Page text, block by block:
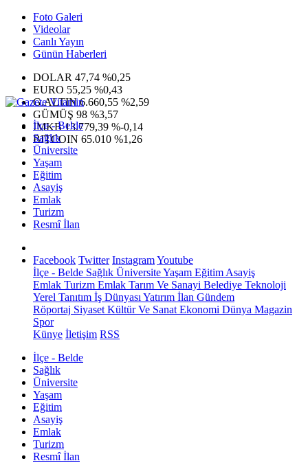
Foto Galeri
Videolar
Canlı Yayın
Günün Haberleri
DOLAR 47,74 %0,25
EURO 55,25 %0,43
G.ALTIN6.660,55 %2,59
GÜMÜŞ 98 %3,57
IMKB13.779,39 %-0,14
BITCOIN 65.010 %1,26
İlçe - Belde
Sağlık
Üniversite
Yaşam
Eğitim
Asayiş
Emlak
Turizm
Resmî İlan
Facebook Twitter InstagramYoutube
İlçe - Belde Sağlık ÜniversiteYaşam Eğitim Asayiş
Emlak Turizm Emlak Tarım Ve Sanayi Belediye Teknoloji
Yerel Tanıtım İş Dünyası Yatırım İlan Gündem
Röportaj Siyaset Kültür Ve Sanat Ekonomi Dünya Magazin
Spor
Künye İletişim RSS
İlçe - Belde
Sağlık
Üniversite
Yaşam
Eğitim
Asayiş
Emlak
Turizm
Resmî İlan